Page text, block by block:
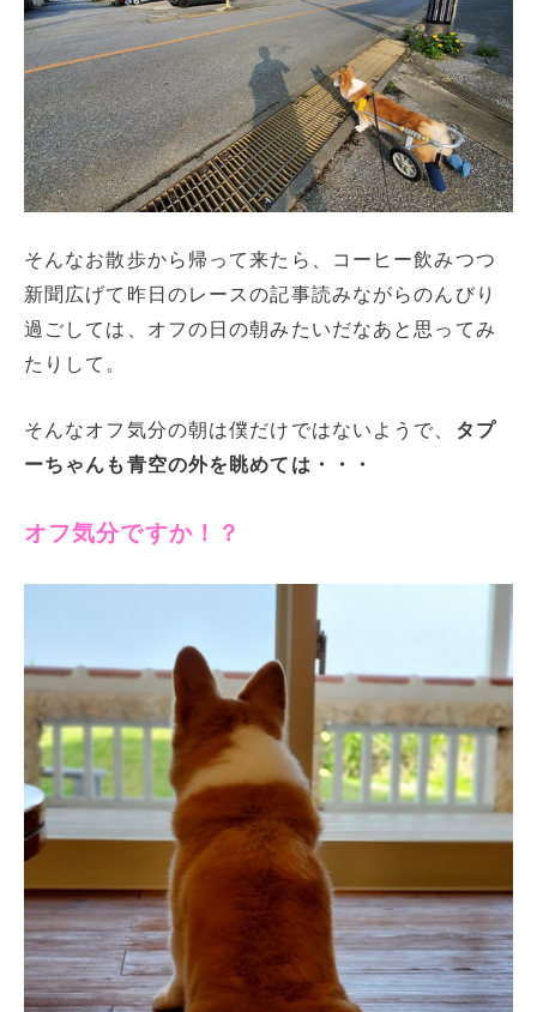
そんなお散歩から帰って来たら、コーヒー飲みつつ
新聞広げて昨日のレースの記事読みながらのんびり
過ごしては、オフの日の朝みたいだなあと思ってみ
たりして。
そんなオフ気分の朝は僕だけではないようで、 タプ
ーちゃんも青空の外を眺めては・・・
オフ気分ですか！？